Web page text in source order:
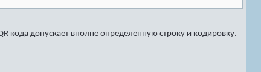
кода допускает вполне определённую строку и кодировку.